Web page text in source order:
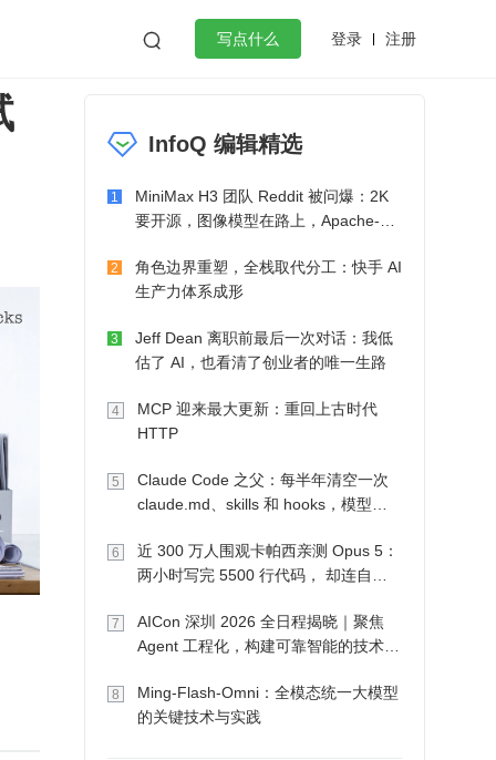
 写点什么 登录 注册
作
微服务架构 flutter
InfoQ 编辑精选
1
MiniMax H3 团队 Reddit 被问爆：2K
要开源，图像模型在路上，Apache-2.0
2
角色边界重塑，全栈取代分工：快手 AI
生产力体系成形
3
Jeff Dean 离职前最后一次对话：我低
估了 AI，也看清了创业者的唯一生路
4
MCP 迎来最大更新：重回上古时代
HTTP
5
Claude Code 之父：每半年清空一次
claude.md、skills 和 hooks，模型自
6
近 300 万人围观卡帕西亲测 Opus 5：
两小时写完 5500 行代码， 却连自己
7
AICon 深圳 2026 全日程揭晓｜聚焦
Agent 工程化，构建可靠智能的技术路
8
Ming-Flash-Omni：全模态统一大模型
的关键技术与实践